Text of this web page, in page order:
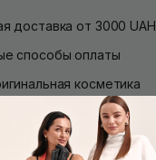
доставка от 3000 UAH
способы оплаты
косметика
и лояльности
и топ товары